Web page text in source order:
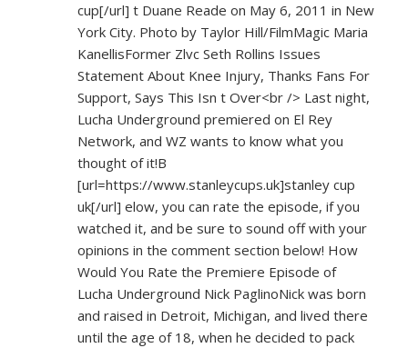
cup[/url] t Duane Reade on May 6, 2011 in New
York City. Photo by Taylor Hill/FilmMagic Maria
KanellisFormer Zlvc Seth Rollins Issues
Statement About Knee Injury, Thanks Fans For
Support, Says This Isn t Over<br /> Last night,
Lucha Underground premiered on El Rey
Network, and WZ wants to know what you
thought of it!B
[url=https://www.stanleycups.uk]stanley cup
uk[/url] elow, you can rate the episode, if you
watched it, and be sure to sound off with your
opinions in the comment section below! How
Would You Rate the Premiere Episode of
Lucha Underground Nick PaglinoNick was born
and raised in Detroit, Michigan, and lived there
until the age of 18, when he decided to pack